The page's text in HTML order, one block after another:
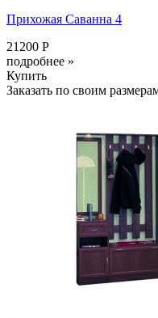
Прихожая Саванна 4
21200 Р
подробнее »
Купить
Заказать по своим